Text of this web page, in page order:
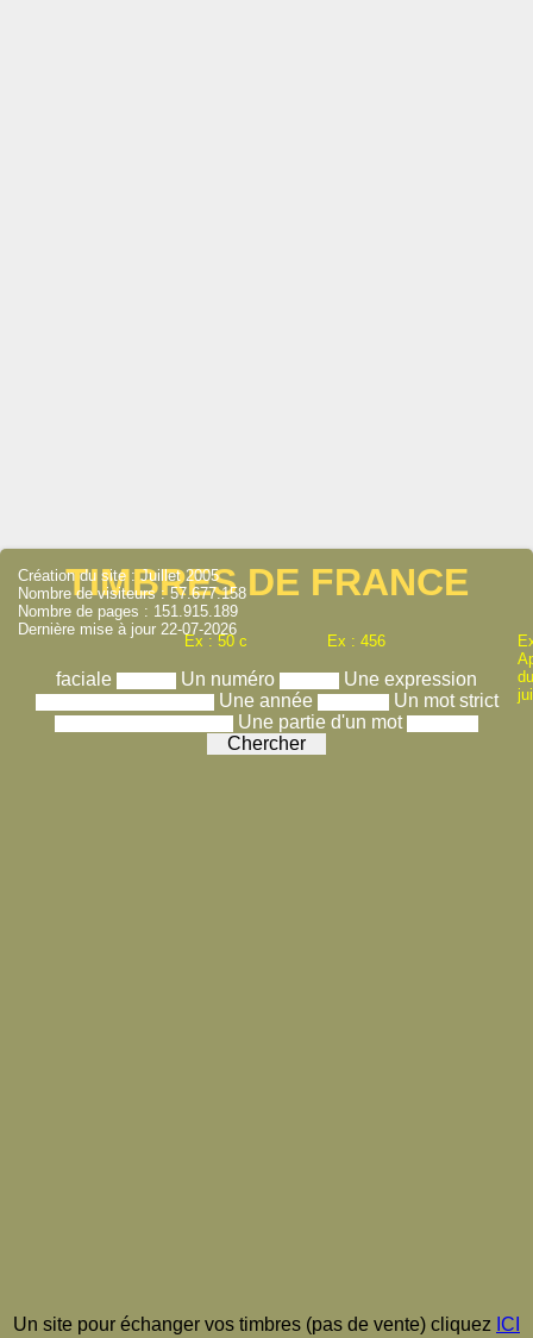
TIMBRES DE FRANCE
Ex : 50 c Ex : 456
faciale Un numéro
Une expression
Une année
Un mot strict
Une partie d'un mot
Création du site : Juillet 2005
Nombre de visiteurs : 57.677.158
Nombre de pages : 151.915.189
Dernière mise à jour 22-07-2026
Un site pour échanger vos timbres (pas de vente) cliquez ICI